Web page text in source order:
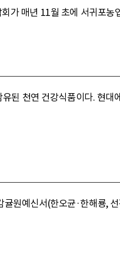
가 매년 11월 초에 서귀포농
된 천연 건강식품이다. 현대
예신서(한오균·한해룡,